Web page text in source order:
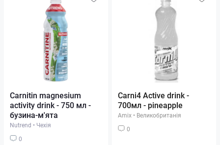
Carnitin magnesium
activity drink - 750 мл -
бузина-м'ята
Nutrend • Чехія
0
Carni4 Active drink -
700мл - pineapple
Amix • Великобританія
0